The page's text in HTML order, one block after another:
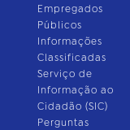
Empregados
Públicos
Informações
Classificadas
Serviço de
Informação ao
Cidadão (SIC)
Perguntas